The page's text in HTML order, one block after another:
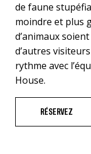
de faune
moindre et plus
d’animaux
d’autres
rythme avec
House.
RÉSERVEZ